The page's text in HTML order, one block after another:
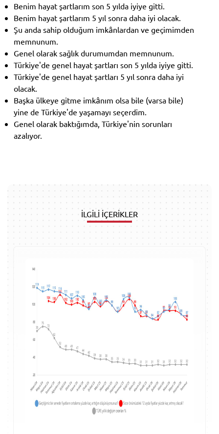
Benim hayat şartlarım son 5 yılda iyiye gitti.
Benim hayat şartlarım 5 yıl sonra daha iyi olacak.
Şu anda sahip olduğum imkânlardan ve geçimimden
memnunum.
Genel olarak sağlık durumumdan memnunum.
Türkiye'de genel hayat şartları son 5 yılda iyiye gitti.
Türkiye'de genel hayat şartları 5 yıl sonra daha iyi
olacak.
Başka ülkeye gitme imkânım olsa bile (varsa bile)
yine de Türkiye'de yaşamayı seçerdim.
Genel olarak baktığımda, Türkiye'nin sorunları
azalıyor.
İLGİLİ İÇERİKLER